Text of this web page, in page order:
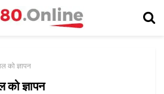
को ज्ञापन
को ज्ञापन